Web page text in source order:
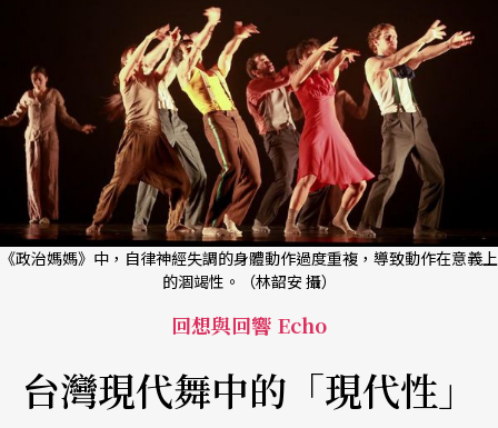
《政治媽媽》中，自律神經失調的身體動作過度重複，導致動作在意義上
的涸竭性。（林韶安 攝）
回想與回響 Echo
台灣現代舞中的「現代性」